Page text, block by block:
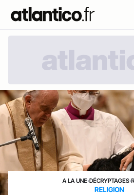
A LA UNE›DÉCRYPTAGES›
RELIGION